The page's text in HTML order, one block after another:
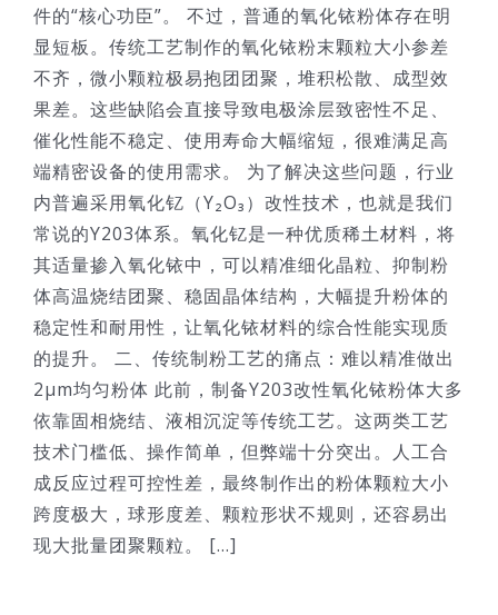
件的“核心功臣”。 不过，普通的氧化铱粉体存在明
显短板。传统工艺制作的氧化铱粉末颗粒大小参差
不齐，微小颗粒极易抱团团聚，堆积松散、成型效
果差。这些缺陷会直接导致电极涂层致密性不足、
催化性能不稳定、使用寿命大幅缩短，很难满足高
端精密设备的使用需求。 为了解决这些问题，行业
内普遍采用氧化钇（Y₂O₃）改性技术，也就是我们
常说的Y203体系。氧化钇是一种优质稀土材料，将
其适量掺入氧化铱中，可以精准细化晶粒、抑制粉
体高温烧结团聚、稳固晶体结构，大幅提升粉体的
稳定性和耐用性，让氧化铱材料的综合性能实现质
的提升。 二、传统制粉工艺的痛点：难以精准做出
2μm均匀粉体 此前，制备Y203改性氧化铱粉体大多
依靠固相烧结、液相沉淀等传统工艺。这两类工艺
技术门槛低、操作简单，但弊端十分突出。人工合
成反应过程可控性差，最终制作出的粉体颗粒大小
跨度极大，球形度差、颗粒形状不规则，还容易出
现大批量团聚颗粒。 [...]